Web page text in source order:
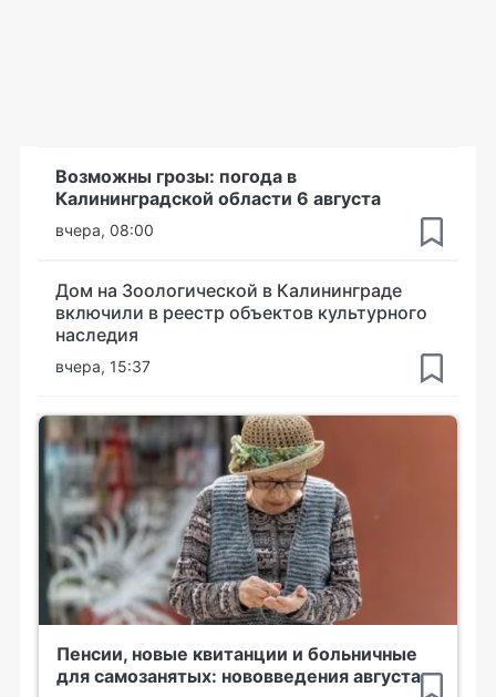
Возможны грозы: погода в
Калининградской области 6 августа
вчера, 08:00
Дом на Зоологической в Калининграде
включили в реестр объектов культурного
наследия
вчера, 15:37
Пенсии, новые квитанции и больничные
для самозанятых: нововведения августа